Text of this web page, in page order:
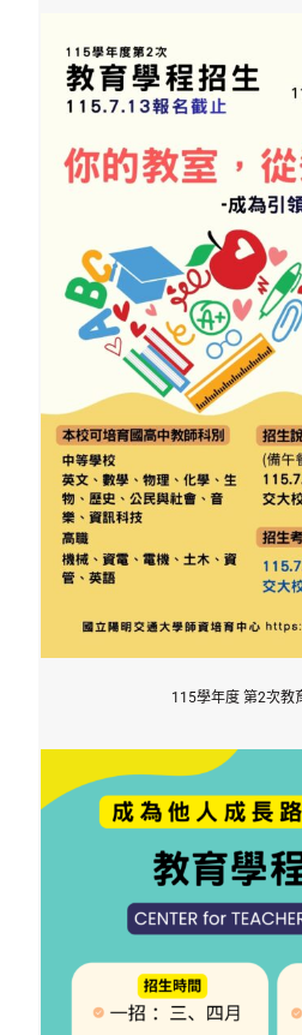
115學年度 第2次教